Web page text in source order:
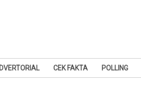
CEK FAKTA POLLING